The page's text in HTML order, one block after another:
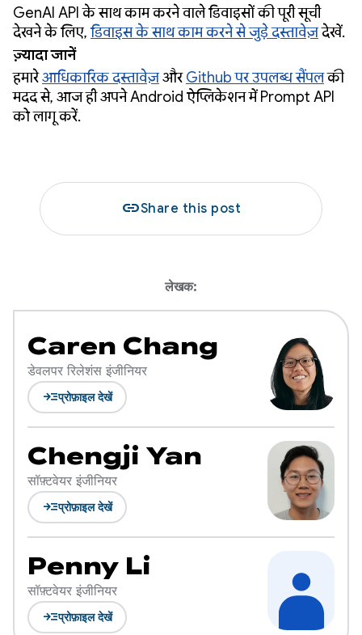
GenAI API के साथ काम करने वाले डिवाइसों की पूरी सूची
देखने के लिए, डिवाइस के साथ काम करने से जुड़े दस्तावेज़देखें.
ज़्यादा जानें
हमारेआधिकारिक दस्तावेज़औरGithub पर उपलब्ध सैंपलकी
मदद से, आज ही अपने Android ऐप्लिकेशन में Prompt API
को लागू करें.
linkShare this post
लेखक:
Caren Chang
डेवलपर रिलेशंस इंजीनियर
read_moreप्रोफ़ाइल देखें
Chengji Yan
सॉफ़्टवेयर इंजीनियर
read_moreप्रोफ़ाइल देखें
Penny Li
सॉफ़्टवेयर इंजीनियर
read_moreप्रोफ़ाइल देखें